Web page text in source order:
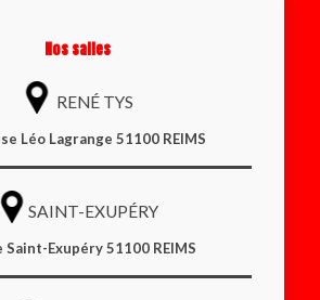
Nos salles
RENÉ TYS
Léo Lagrange 51100 REIMS
SAINT-EXUPÉRY
Saint-Exupéry 51100 REIMS